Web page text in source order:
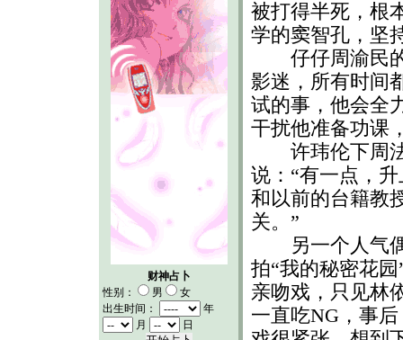
财神占卜
性别：
男
女
出生时间：
年
月
日
被打得半死，根
学的窦智孔，坚
仔仔周渝民的
影迷，所有时间
试的事，他会全
干扰他准备功课
许玮伦下周法
说：“有一点，
和以前的台籍教
关。”
另一个人气偶
拍“我的秘密花
亲吻戏，只见林
一直吃NG，事